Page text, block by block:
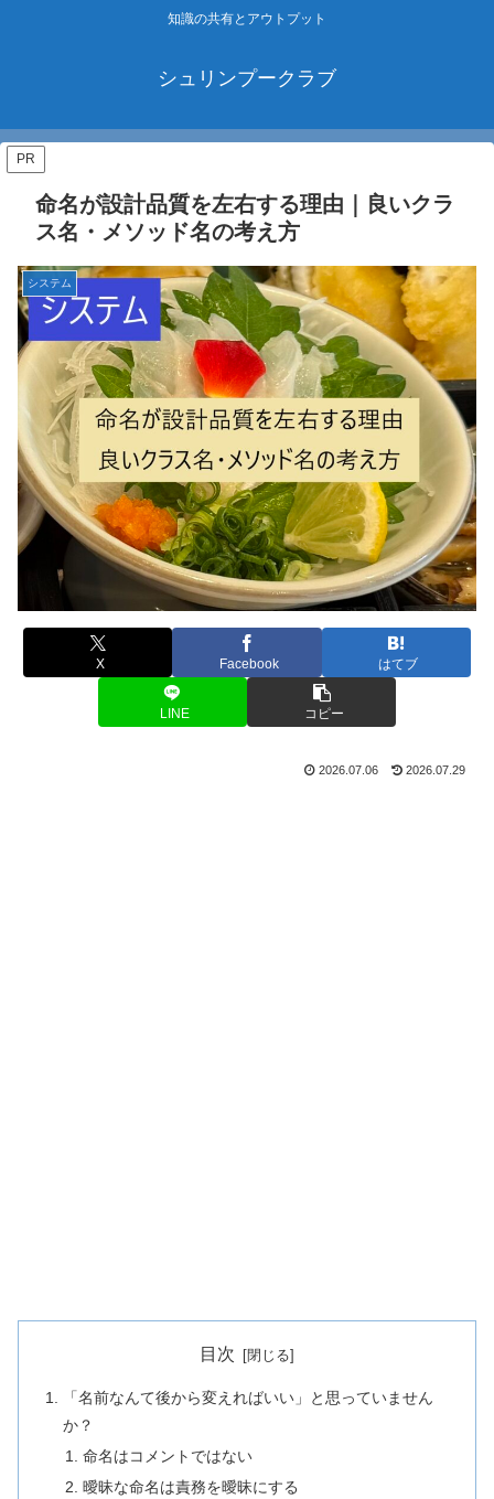
知識の共有とアウトプット
シュリンプークラブ
PR
命名が設計品質を左右する理由｜良いクラ
ス名・メソッド名の考え方
システム
X Facebook はてブ
LINE コピー
2026.07.06 2026.07.29
目次
「名前なんて後から変えればいい」と思っていません
か？
命名はコメントではない
曖昧な命名は責務を曖昧にする